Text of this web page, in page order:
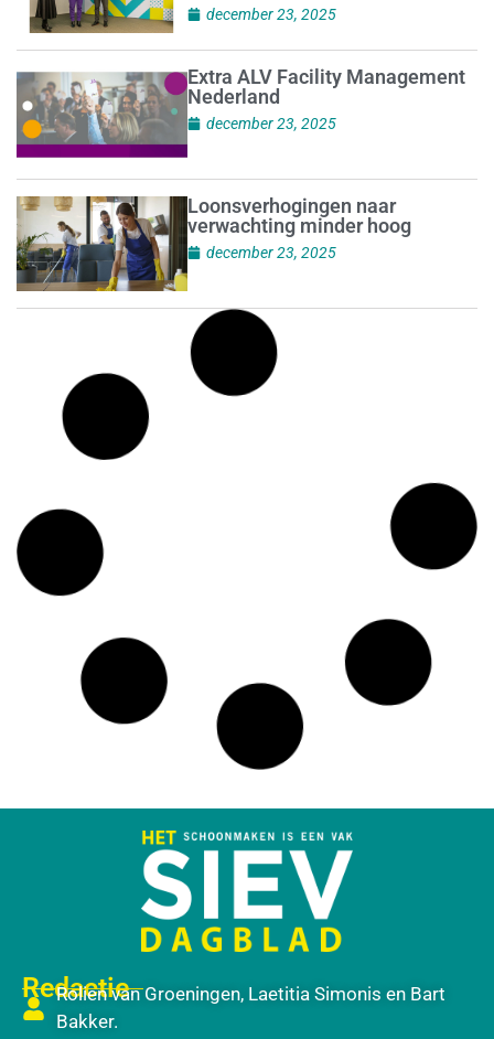
december 23, 2025
Extra ALV Facility Management
Nederland
december 23, 2025
Loonsverhogingen naar
verwachting minder hoog
december 23, 2025
Redactie
Rolien van Groeningen, Laetitia Simonis en Bart
Bakker.